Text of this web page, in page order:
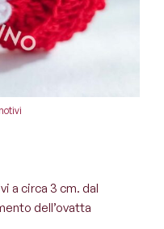
a circa 3 cm. dal
dell’ovatta